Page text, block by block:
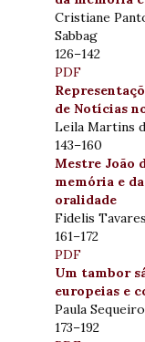
Cristiane
Sabbag
126–142
PDF
de Notícias
Leila Martins
143–160
Mestre João
memória e
oralidade
Fidelis
161–172
PDF
Um tambor
europeias e
Paula
173–192